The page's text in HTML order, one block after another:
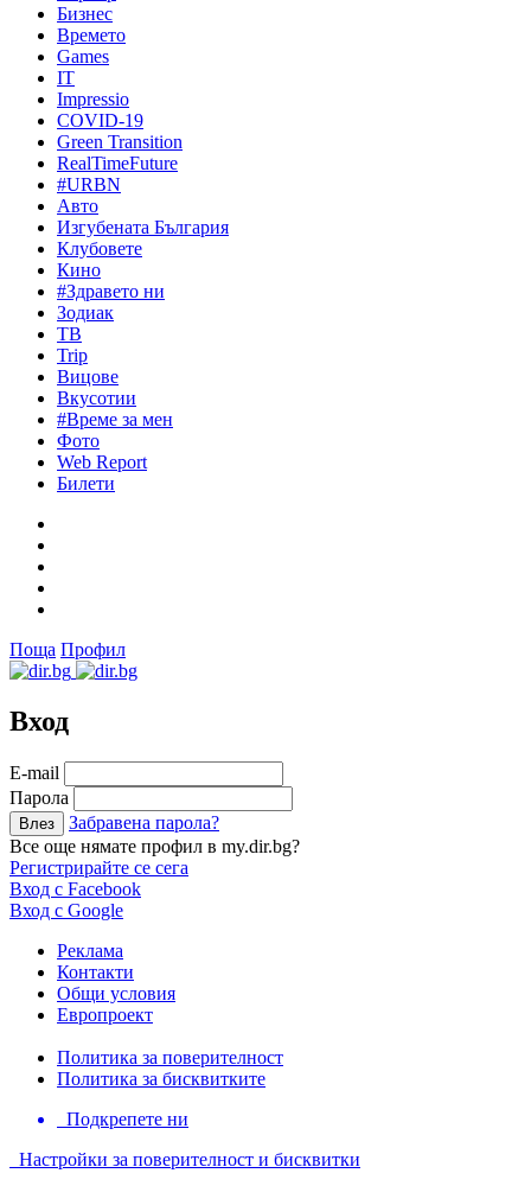
Бизнес
Времето
Games
IT
Impressio
COVID-19
Green Transition
RealTimeFuture
#URBN
Авто
Изгубената България
Клубовете
Кино
#Здравето ни
Зодиак
ТВ
Trip
Вицове
Вкусотии
#Време за мен
Фото
Web Report
Билети
Поща Профил
Вход
Е-mail
Парола
Забравена парола?
Все още нямате профил в my.dir.bg?
Регистрирайте се сега
Вход с Facebook
Вход с Google
Реклама
Контакти
Общи условия
Европроект
Политика за поверителност
Политика за бисквитките
Подкрепете ни
Настройки за поверителност и бисквитки